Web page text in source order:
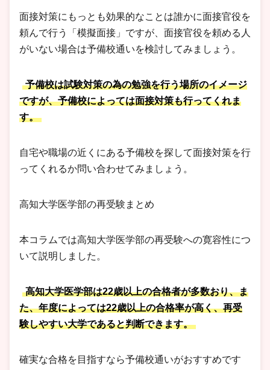
面接対策にもっとも効果的なことは誰かに面接官役を
頼んで行う「模擬面接」ですが、面接官役を頼める人
がいない場合は予備校通いを検討してみましょう。
予備校は試験対策の為の勉強を行う場所のイメージ
ですが、予備校によっては面接対策も行ってくれま
す。
自宅や職場の近くにある予備校を探して面接対策を行
ってくれるか問い合わせてみましょう。
高知大学医学部の再受験まとめ
本コラムでは高知大学医学部の再受験への寛容性につ
いて説明しました。
高知大学医学部は22歳以上の合格者が多数おり、ま
た、年度によっては22歳以上の合格率が高く、再受
験しやすい大学であると判断できます。
確実な合格を目指すなら予備校通いがおすすめです